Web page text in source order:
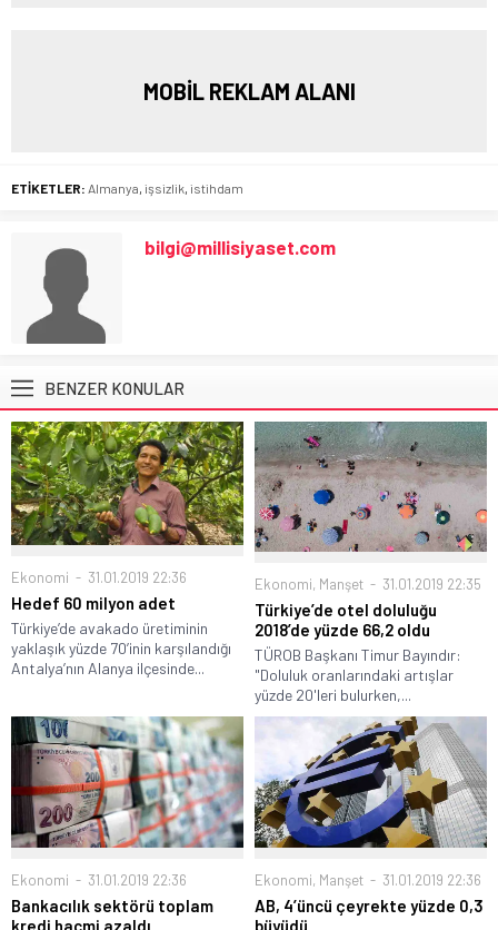
MOBİL REKLAM ALANI
ETİKETLER: Almanya, işsizlik, istihdam
bilgi@millisiyaset.com
BENZER KONULAR
Ekonomi 31.01.2019 22:36
Hedef 60 milyon adet
Türkiye’de avakado üretiminin
yaklaşık yüzde 70’inin karşılandığı
Antalya’nın Alanya ilçesinde...
Ekonomi, Manşet 31.01.2019 22:35
Türkiye’de otel doluluğu
2018’de yüzde 66,2 oldu
TÜROB Başkanı Timur Bayındır:
"Doluluk oranlarındaki artışlar
yüzde 20'leri bulurken,...
Ekonomi 31.01.2019 22:36
Bankacılık sektörü toplam
kredi hacmi azaldı
Ekonomi, Manşet 31.01.2019 22:36
AB, 4’üncü çeyrekte yüzde 0,3
büyüdü